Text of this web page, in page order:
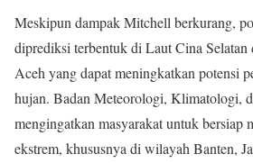
Meskipun dampak Mitchell berkurang,
diprediksi terbentuk di Laut Cina Selatan
Aceh yang dapat meningkatkan potensi
hujan. Badan Meteorologi, Klimatologi,
mengingatkan masyarakat untuk bersiap
ekstrem, khususnya di wilayah Banten,